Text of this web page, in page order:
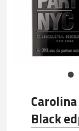
Black